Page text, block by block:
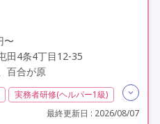
〜
田4条4丁目12-35
百合が原
実務者研修(ヘルパー1級)
残業月20時間以内
最終更新日 : 2026/08/07